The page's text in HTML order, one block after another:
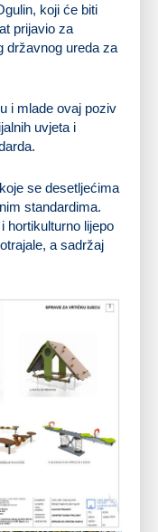
koji će biti
prijavio za
državnog ureda za
i mlade ovaj poziv
uvjeta i
se desetljećima
standardima.
hortikulturno lijepo
a sadržaj